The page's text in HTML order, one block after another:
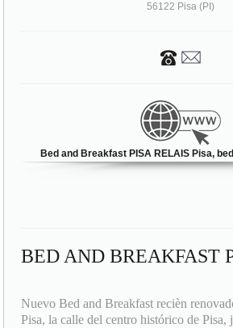
56122 Pisa (PI)
Bed and Breakfast PISA RELAIS Pisa,
BED AND BREAKFAST
Nuevo Bed and Breakfast recièn
Pisa, la calle del centro histórico de Pisa,